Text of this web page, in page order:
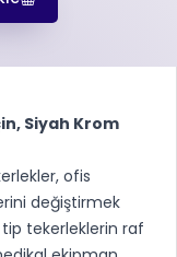
Siyah Krom
ofis
değiştirmek
tekerleklerin raf